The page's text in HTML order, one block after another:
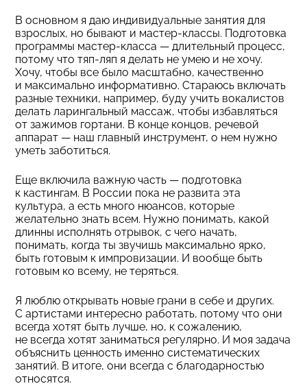
В основном я даю индивидуальные занятия для
взрослых, но бывают и мастер-классы. Подготовка
программы мастер-класса — длительный процесс,
потому что тяп-ляп я делать не умею и не хочу.
Хочу, чтобы все было масштабно, качественно
и максимально информативно. Стараюсь включать
разные техники, например, буду учить вокалистов
делать ларингальный массаж, чтобы избавляться
от зажимов гортани. В конце концов, речевой
аппарат — наш главный инструмент, о нем нужно
уметь заботиться.
Еще включила важную часть — подготовка
к кастингам. В России пока не развита эта
культура, а есть много нюансов, которые
желательно знать всем. Нужно понимать, какой
длинны исполнять отрывок, с чего начать,
понимать, когда ты звучишь максимально ярко,
быть готовым к импровизации. И вообще быть
готовым ко всему, не теряться.
Я люблю открывать новые грани в себе и других.
С артистами интересно работать, потому что они
всегда хотят быть лучше, но, к сожалению,
не всегда хотят заниматься регулярно. И моя задача
объяснить ценность именно систематических
занятий. В итоге, они всегда с благодарностью
относятся.